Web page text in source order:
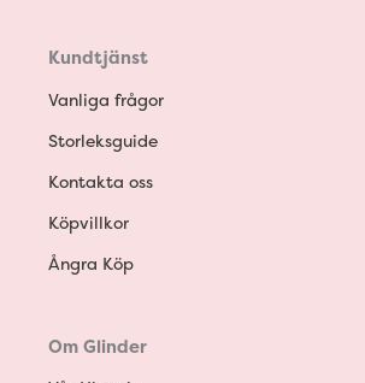
Kundtjänst
Vanliga frågor
Storleksguide
Kontakta oss
Köpvillkor
Ångra Köp
Om Glinder